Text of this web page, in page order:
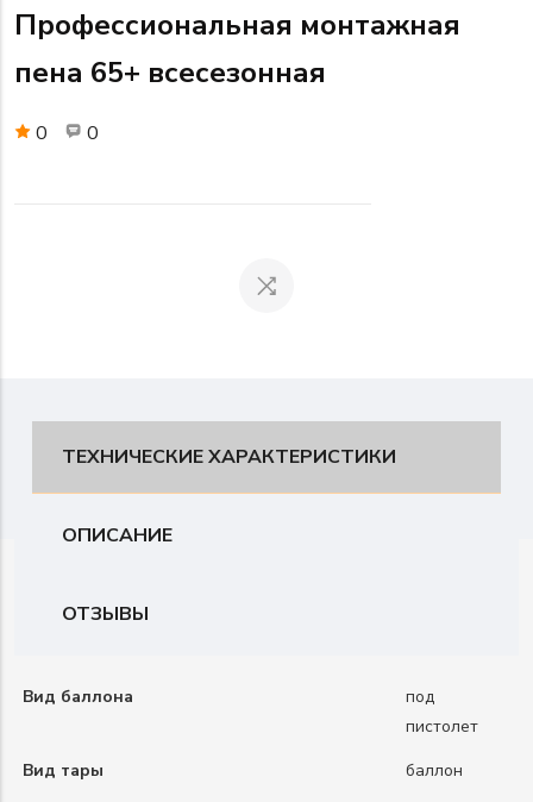
Профессиональная монтажная
пена 65+ всесезонная
0 0
ТЕХНИЧЕСКИЕ ХАРАКТЕРИСТИКИ
ОПИСАНИЕ
ОТЗЫВЫ
Вид баллона
под
пистолет
Вид тары
баллон